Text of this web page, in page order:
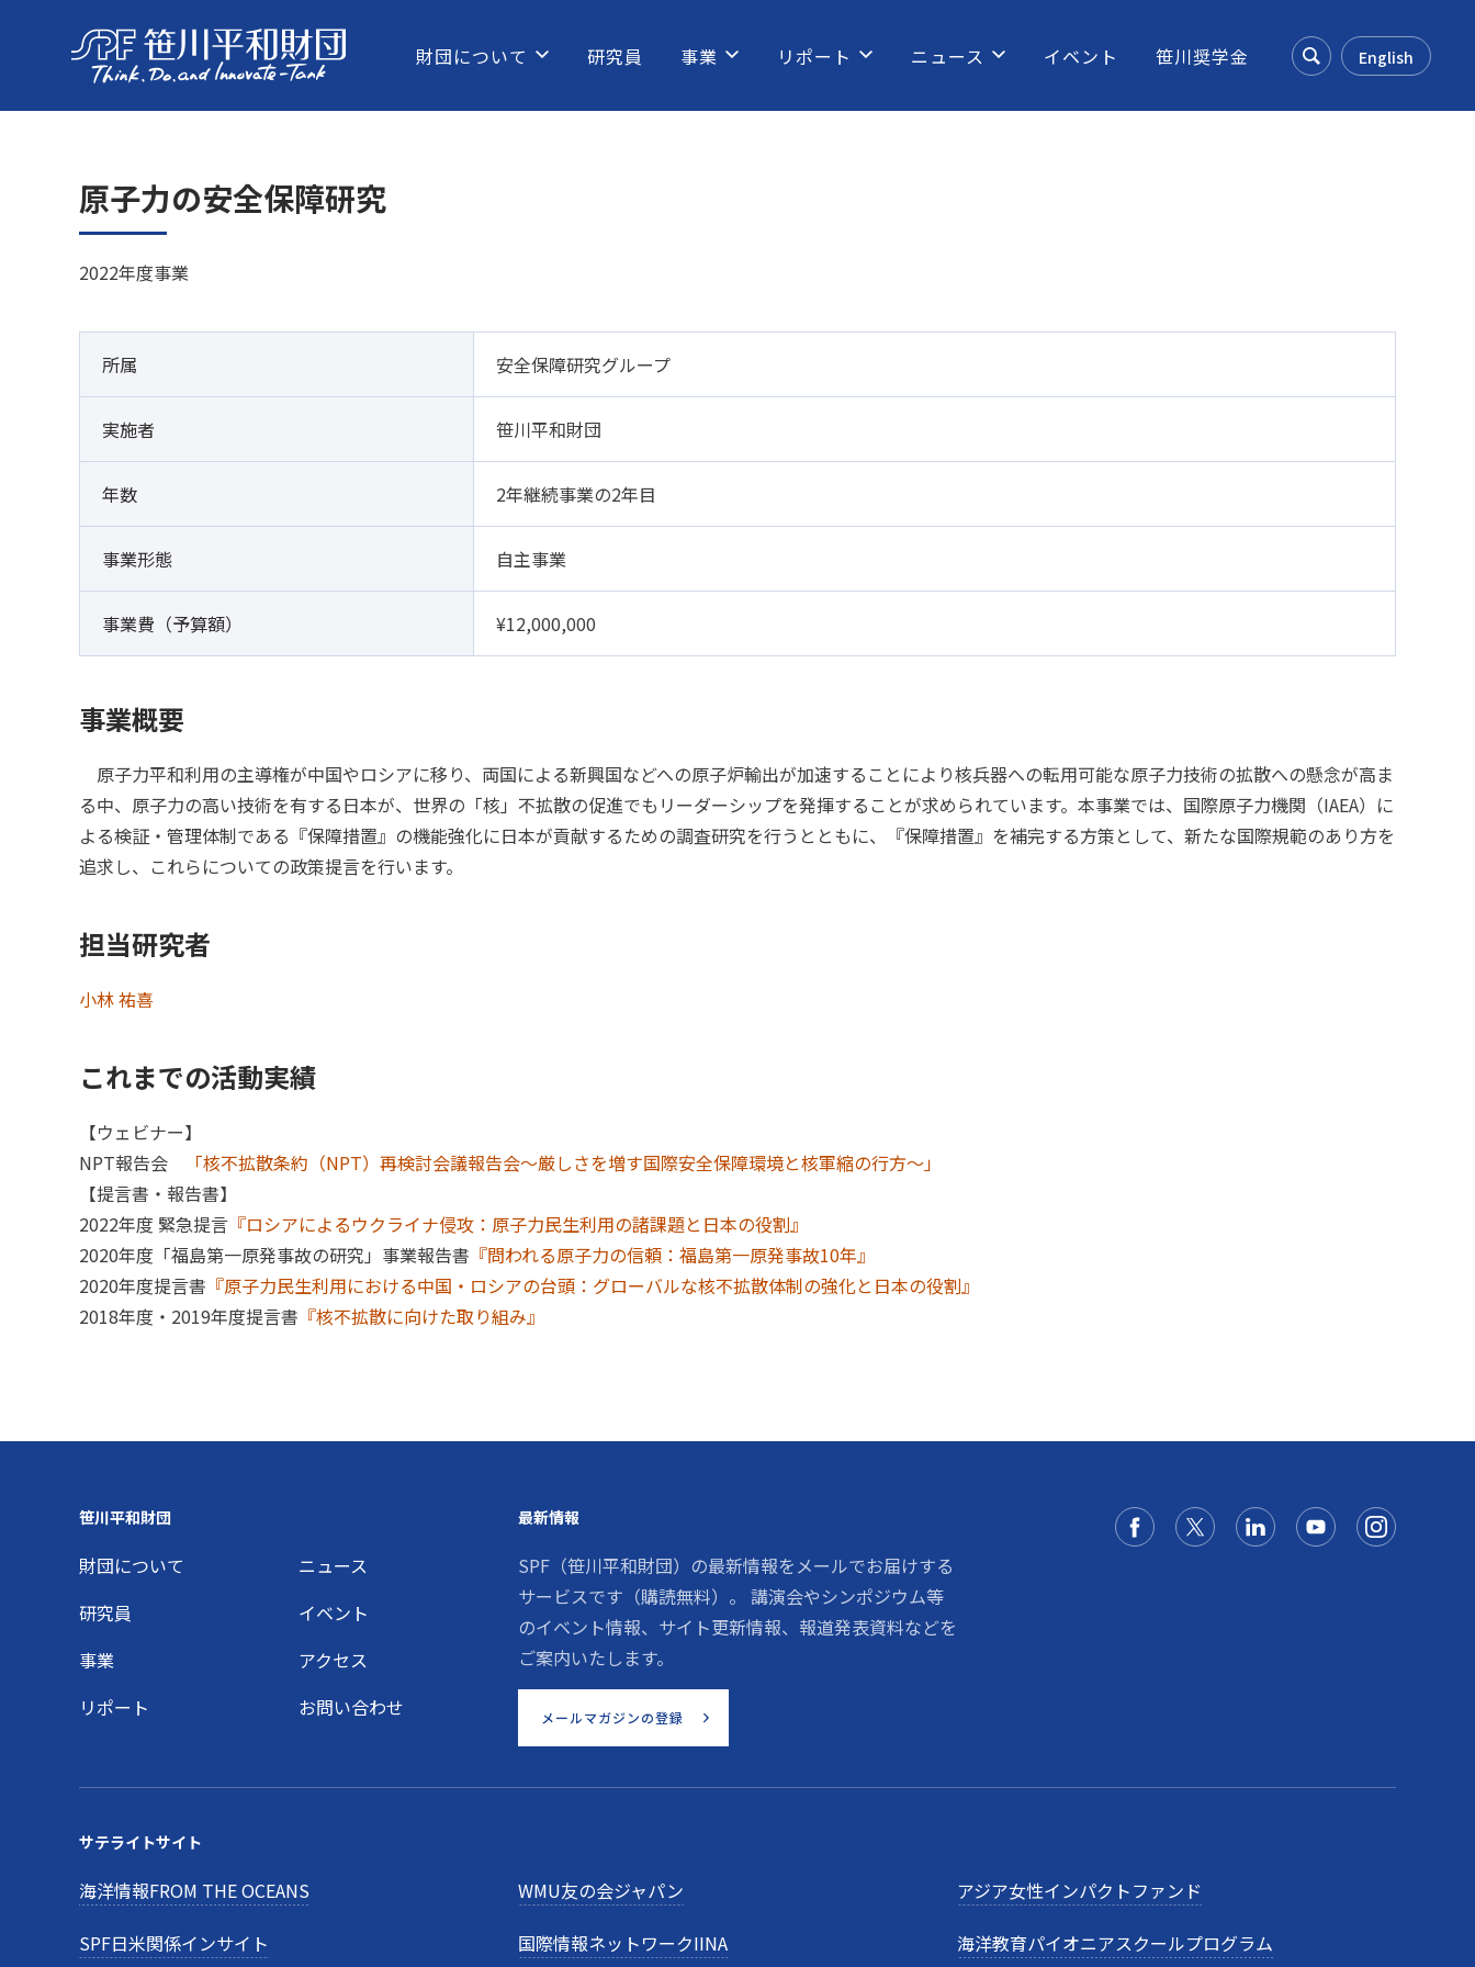
English
財団について 研究員 事業 リポート ニュース イベント 笹川奨学金
原子力の安全保障研究
2022年度事業
所属 安全保障研究グループ
実施者 笹川平和財団
年数 2年継続事業の2年目
事業形態 自主事業
事業費（予算額） ¥12,000,000
事業概要
原子力平和利用の主導権が中国やロシアに移り、両国による新興国などへの原子炉輸出が加速することにより核兵器への転用可能な原子力技術の拡散への懸念が高ま
る中、原子力の高い技術を有する日本が、世界の「核」不拡散の促進でもリーダーシップを発揮することが求められています。本事業では、国際原子力機関（IAEA）に
よる検証・管理体制である『保障措置』の機能強化に日本が貢献するための調査研究を行うとともに、『保障措置』を補完する方策として、新たな国際規範のあり方を
追求し、これらについての政策提言を行います。
担当研究者
小林 祐喜
これまでの活動実績
【ウェビナー】
NPT報告会
「核不拡散条約（NPT）再検討会議報告会～厳しさを増す国際安全保障環境と核軍縮の行方～」
【提言書・報告書】
2022年度 緊急提言 『ロシアによるウクライナ侵攻：原子力民生利用の諸課題と日本の役割』
2020年度「福島第一原発事故の研究」事業報告書 『問われる原子力の信頼：福島第一原発事故10年』
2020年度提言書 『原子力民生利用における中国・ロシアの台頭：グローバルな核不拡散体制の強化と日本の役割』
2018年度・2019年度提言書 『核不拡散に向けた取り組み』
Footer
笹川平和財団
財団について
ニュース
研究員
イベント
事業
アクセス
リポート
お問い合わせ
最新情報
SPF（笹川平和財団）の最新情報をメールでお届けする
サービスです（購読無料）。 講演会やシンポジウム等
のイベント情報、サイト更新情報、報道発表資料などを
ご案内いたします。
メールマガジンの登録
サテライトサイト
海洋情報FROM THE OCEANS WMU友の会ジャパン
アジア女性インパクトファンド
SPF日米関係インサイト
国際情報ネットワークIINA 海洋教育パイオニアスクールプログラム